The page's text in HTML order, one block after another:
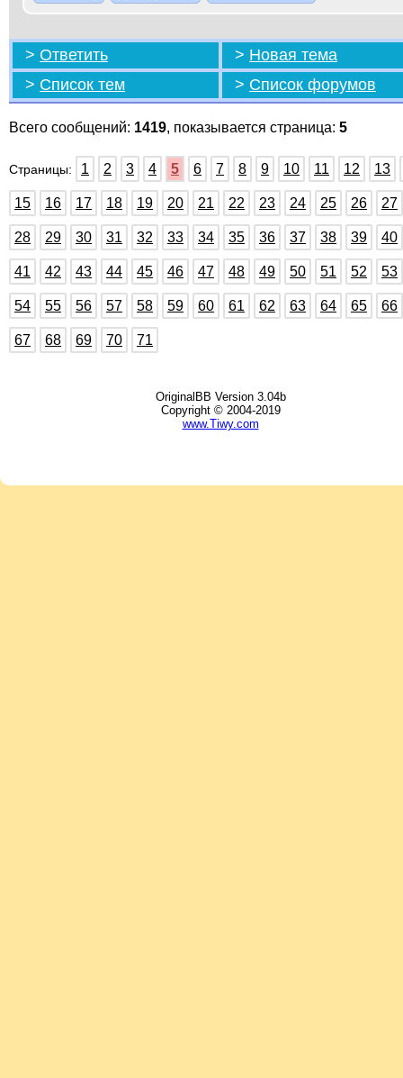
> Ответить > Новая тема
> Список тем > Список форумов
Всего сообщений: 1419, показывается страница: 5
Страницы: 1 2 3 4 5 6 7 8 9 10 11 12 13
15 16 17 18 19 20 21 22 23 24 25 26 27
28 29 30 31 32 33 34 35 36 37 38 39 40
41 42 43 44 45 46 47 48 49 50 51 52 53
54 55 56 57 58 59 60 61 62 63 64 65 66
67 68 69 70 71
OriginalBB Version 3.04b
Copyright © 2004-2019
www.Tiwy.com